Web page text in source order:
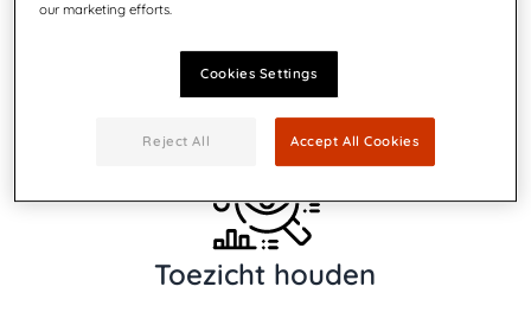
Toezicht houden
our marketing efforts.
Cookies Settings
Reject All Accept All Cookies